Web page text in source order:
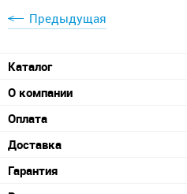
Предыдущая
Каталог
О компании
Оплата
Доставка
Гарантия